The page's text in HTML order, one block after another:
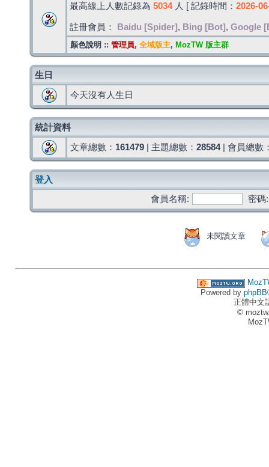
最高線上人數記錄為 5034人 [ 記錄時間： 2026-
註冊會員： Baidu [Spider] , Bing [Bot] , Google
顏色說明 :: 管理員, 全域版主, MozTW 版主群
生日
今天沒有人生日
統計資料
文章總數： 161479 | 主題總數： 28584| 會員總數
登入
會員名稱:
密碼:
未閱讀文章
Powered by phpBB
正體中文
©